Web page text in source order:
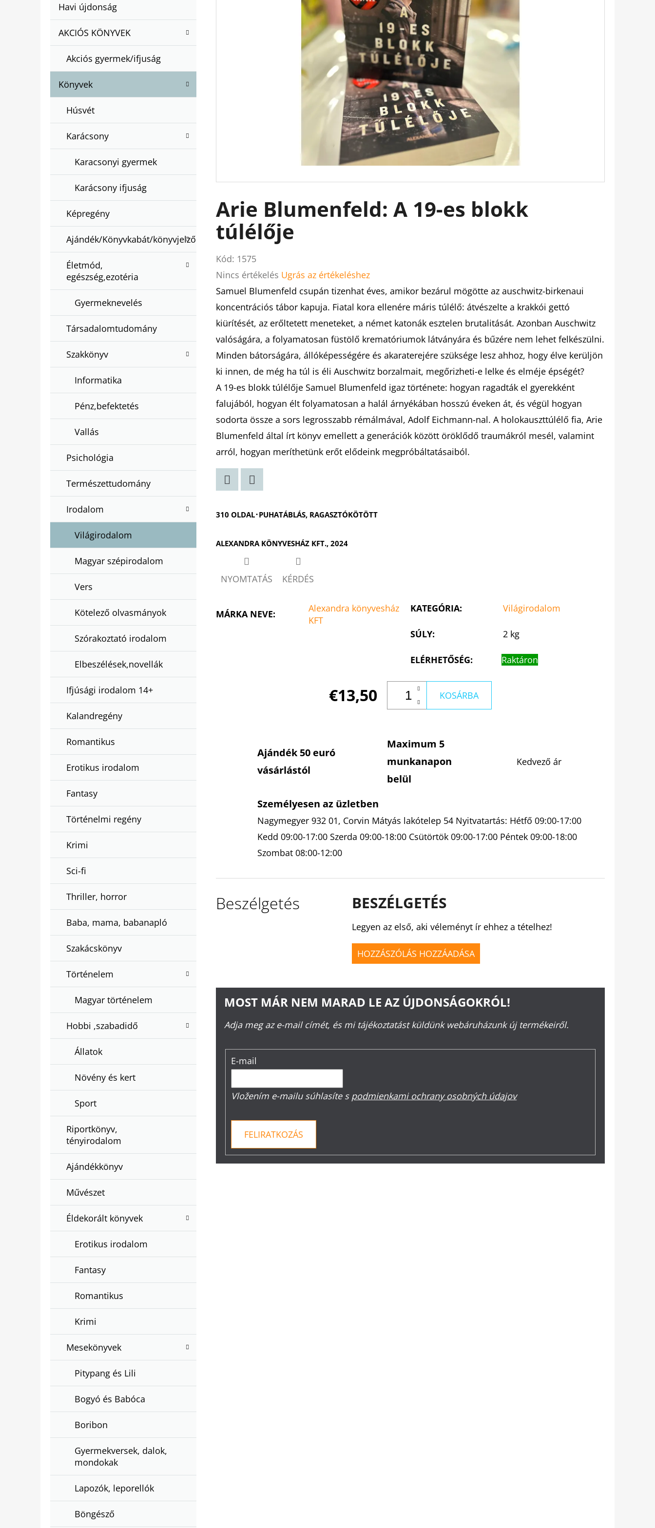
Nátugrása
T
G
R
Á
Havi újdonság
AKCIÓS KÖNYVEK
Akciós gyermek/ifjuság
Könyvek
Húsvét
Karácsony
Karacsonyi gyermek
Karácsony ifjuság
Képregény
Ajándék/Könyvkabát/könyvjelző
Életmód,
egészség,ezotéria
Gyermeknevelés
Társadalomtudomány
Szakkönyv
Informatika
Pénz,befektetés
Vallás
Psichológia
Természettudomány
Irodalom
Világirodalom
Magyar szépirodalom
Vers
Kötelező olvasmányok
Szórakoztató irodalom
Elbeszélések,novellák
Ifjúsági irodalom 14+
Kalandregény
Romantikus
Erotikus irodalom
Fantasy
Történelmi regény
Krimi
Sci-fi
Thriller, horror
Baba, mama, babanapló
Szakácskönyv
Történelem
Magyar történelem
Hobbi ,szabadidő
Állatok
Növény és kert
Sport
Riportkönyv,
tényirodalom
Ajándékkönyv
Művészet
Éldekorált könyvek
Erotikus irodalom
Fantasy
Romantikus
Krimi
Mesekönyvek
Pitypang és Lili
Bogyó és Babóca
Boribon
Gyermekversek, dalok,
mondokak
Lapozók, leporellók
Böngésző
Arie Blumenfeld: A 19-es blokk
túlélője
Kód: 1575
A
termék
átlagos
értékelése
5-
ből
0,0
csillag.
Nincs értékelés Ugrás az értékeléshez
Samuel Blumenfeld csupán tizenhat éves, amikor bezárul mögötte az auschwitz-birkenaui
koncentrációs tábor kapuja. Fiatal kora ellenére máris túlélő: átvészelte a krakkói gettó
kiürítését, az erőltetett meneteket, a német katonák esztelen brutalitását. Azonban Auschwitz
valóságára, a folyamatosan füstölő krematóriumok látványára és bűzére nem lehet felkészülni.
Minden bátorságára, állóképességére és akaraterejére szüksége lesz ahhoz, hogy élve kerüljön
ki innen, de még ha túl is éli Auschwitz borzalmait, megőrizheti-e lelke és elméje épségét?
A 19-es blokk túlélője Samuel Blumenfeld igaz története: hogyan ragadták el gyerekként
falujából, hogyan élt folyamatosan a halál árnyékában hosszú éveken át, és végül hogyan
sodorta össze a sors legrosszabb rémálmával, Adolf Eichmann-nal. A holokauszttúlélő fia, Arie
Blumenfeld által írt könyv emellett a generációk között öröklődő traumákról mesél, valamint
arról, hogyan meríthetünk erőt elődeink megpróbáltatásaiból.
310 OLDAL･PUHATÁBLÁS, RAGASZTÓKÖTÖTT
ALEXANDRA KÖNYVESHÁZ KFT., 2024
NYOMTATÁS KÉRDÉS
MÁRKA NEVE:
Alexandra könyvesház
KFT
KATEGÓRIA: Világirodalom
SÚLY: 2 kg
ELÉRHETŐSÉG: Raktáron
€13,50 KOSÁRBA
Ajándék 50 euró
vásárlástól
Maximum 5
munkanapon
belül
Kedvező ár
Személyesen az üzletben
Nagymegyer 932 01, Corvin Mátyás lakótelep 54 Nyitvatartás: Hétfő 09:00-17:00
Kedd 09:00-17:00 Szerda 09:00-18:00 Csütörtök 09:00-17:00 Péntek 09:00-18:00
Szombat 08:00-12:00
Beszélgetés BESZÉLGETÉS
Legyen az első, aki véleményt ír ehhez a tételhez!
HOZZÁSZÓLÁS HOZZÁADÁSA
MOST MÁR NEM MARAD LE AZ ÚJDONSÁGOKRÓL!
Adja meg az e-mail címét, és mi tájékoztatást küldünk webáruházunk új termékeiről.
E-mail
Vložením e-mailu súhlasíte s podmienkami ochrany osobných údajov
FELIRATKOZÁS
BARTOS ERIKA : BOGYÓ ÉS BABÓCA
€12,50
KÖNNYCSEPP A TINTAFOLTBAN ÁDÁM-
BOROS LILLA
€13,50
Korábbi:€17,90